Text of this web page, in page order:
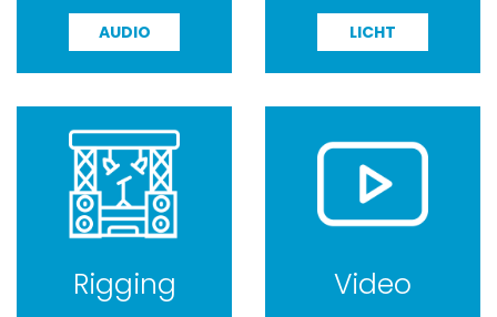
AUDIO LICHT
Rigging Video